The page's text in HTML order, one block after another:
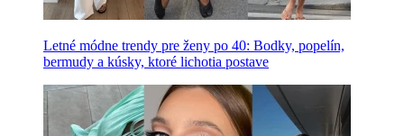
Letné módne trendy pre ženy po 40: Bodky, popelín,
bermudy a kúsky, ktoré lichotia postave